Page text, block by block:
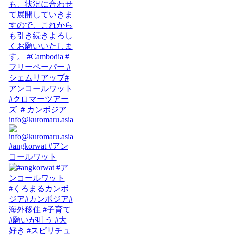
info@kuromaru.asia
#angkorwat #アン
コールワット
#くろまるカンボ
ジア#カンボジア#
海外移住 #子育て
#願いが叶う #大
好き #スピリチュ